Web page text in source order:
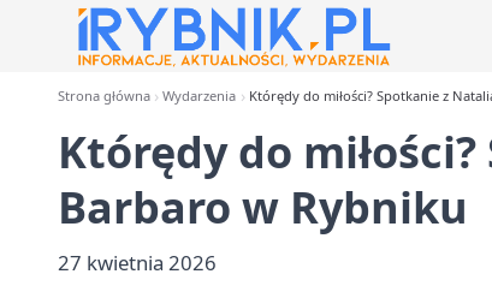
Strona główna Wydarzenia Którędy do miłości? Spotkanie z
Którędy do
Barbaro w Rybniku
27 kwietnia 2026